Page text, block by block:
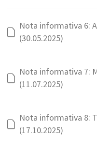
Nota informativa 6:
(30.05.2025)
Nota informativa 7:
(11.07.2025)
Nota informativa 8:
(17.10.2025)